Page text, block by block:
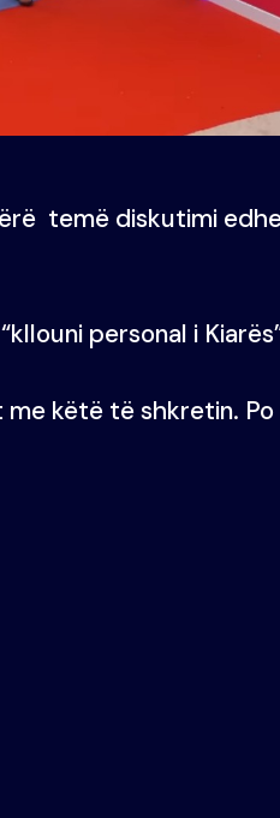
temë diskutimi
personal i
këtë të shkretin. Po